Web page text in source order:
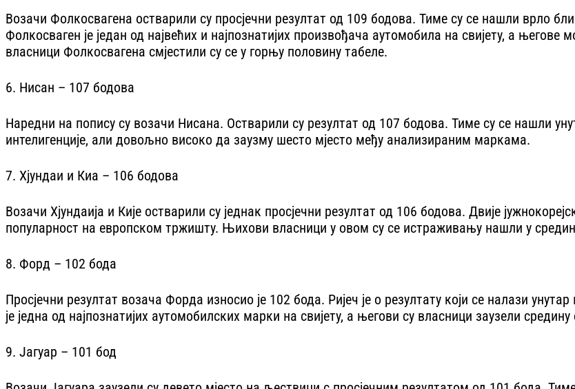
Возачи Фолкосвагена остварили су просјечни резултат од 109 бодова. Тиме су се нашли врло
Фолкосваген је један од највећих и најпознатијих произвођача аутомобила на свијету, а
власници Фолкосвагена смјестили су се у горњу половину табеле.
6. Нисан – 107 бодова
Наредни на попису су возачи Нисана. Остварили су резултат од 107 бодова. Тиме су се нашли
интелигенције, али довољно високо да заузму шесто мјесто међу анализираним маркама.
7. Хјундаи и Киа – 106 бодова
Возачи Хјyндаија и Кије остварили су једнак просјечни резултат од 106 бодова. Двије
популарност на европском тржишту. Њихови власници у овом су се истраживању нашли у
8. Форд – 102 бода
Просјечни резултат возача Форда износио је 102 бода. Ријеч је о резултату који се налази
је једна од најпознатијих аутомобилских марки на свијету, а његови су власници заузели
9. Јагуар – 101 бод